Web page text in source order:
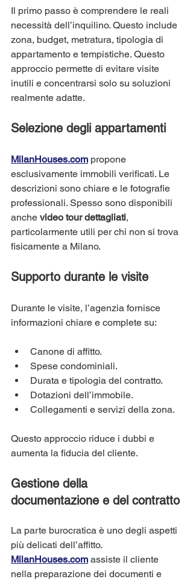
Il primo passo è comprendere le reali
necessità dell’inquilino. Questo include
zona, budget, metratura, tipologia di
appartamento e tempistiche. Questo
approccio permette di evitare visite
inutili e concentrarsi solo su soluzioni
realmente adatte.
Selezione degli appartamenti
MilanHouses.com propone
esclusivamente immobili verificati. Le
descrizioni sono chiare e le fotografie
professionali. Spesso sono disponibili
anche video tour dettagliati,
particolarmente utili per chi non si trova
fisicamente a Milano.
Supporto durante le visite
Durante le visite, l’agenzia fornisce
informazioni chiare e complete su:
Canone di affitto.
Spese condominiali.
Durata e tipologia del contratto.
Dotazioni dell’immobile.
Collegamenti e servizi della zona.
Questo approccio riduce i dubbi e
aumenta la fiducia del cliente.
Gestione della
documentazione e del contratto
La parte burocratica è uno degli aspetti
più delicati dell’affitto.
MilanHouses.com assiste il cliente
nella preparazione dei documenti e